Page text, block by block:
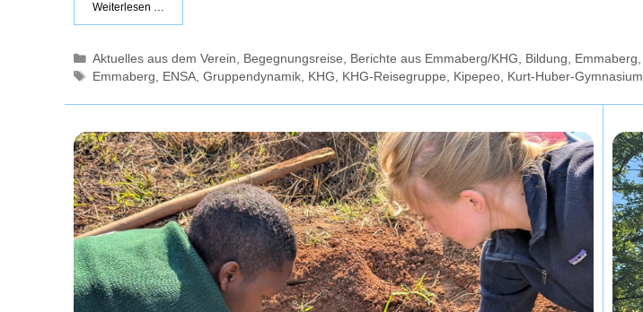
Weiterlesen …
Kategorien
Aktuelles aus dem Verein Begegnungsreise Berichte aus Emmaberg/KHG Bildung Emmaberg
Schlagwörter
Emmaberg ENSA ,Gruppendynamik KHG KHG-Reisegruppe Kipepeo Kurt-Huber-Gymnasium